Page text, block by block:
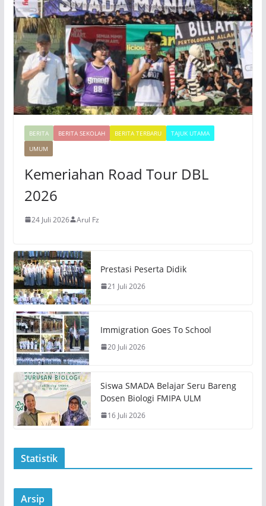
o
BERITA BERITA SEKOLAH BERITA TERBARU
TAJUK UTAMA
UMUM
Kemeriahan Road Tour DBL
2026
24 Juli 2026 Arul Fz
Prestasi Peserta Didik
21 Juli 2026
Immigration Goes To School
20 Juli 2026
Siswa SMADA Belajar Seru Bareng
Dosen Biologi FMIPA ULM
16 Juli 2026
Statistik
Arsip